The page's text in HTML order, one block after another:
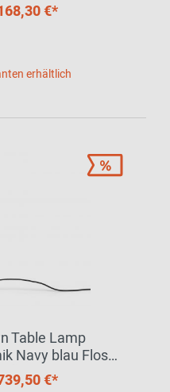
€*
erhältlich
Table Lamp
Navy blau Flos
€*